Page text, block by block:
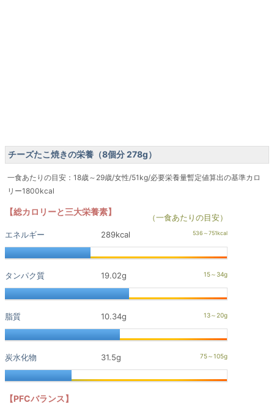
チーズたこ焼きの栄養（8個分 278g）
一食あたりの目安：18歳～29歳/女性/51kg/必要栄養量暫定値算出の基準カロ
リー1800kcal
【総カロリーと三大栄養素】
（一食あたりの目安）
エネルギー
289kcal
タンパク質 19.02g
脂質 10.34g
炭水化物 31.5g
【PFCバランス】